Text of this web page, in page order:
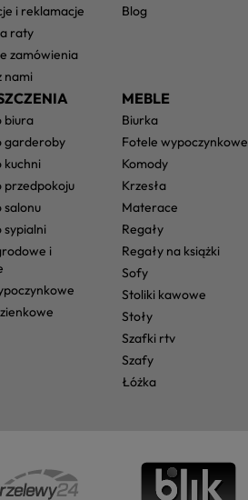
i reklamacje
raty
zamówienia
nami
blog
biura
garderoby
kuchni
przedpokoju
salonu
sypialni
MEBLE
biurka
fotele wypoczynkowe
komody
krzesła
materace
regały
regały na książki
sofy
stoliki kawowe
stoły
szafki rtv
szafy
łóżka